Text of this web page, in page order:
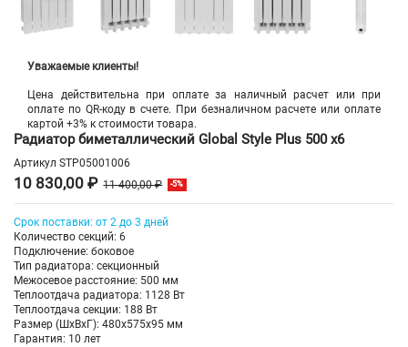
Уважаемые клиенты!
Цена действительна при оплате за наличный расчет или при
оплате по QR-коду в счете. При безналичном расчете или оплате
картой +3% к стоимости товара.
Радиатор биметаллический Global Style Plus 500 х6
Артикул STP05001006
10 830,00 ₽ 11 400,00 ₽ -5%
Срок поставки: от 2 до 3 дней
Количество секций: 6
Подключение: боковое
Тип радиатора: секционный
Межосевое расстояние: 500 мм
Теплоотдача радиатора: 1128 Вт
Теплоотдача секции: 188 Вт
Размер (ШхВхГ): 480х575х95 мм
Гарантия: 10 лет